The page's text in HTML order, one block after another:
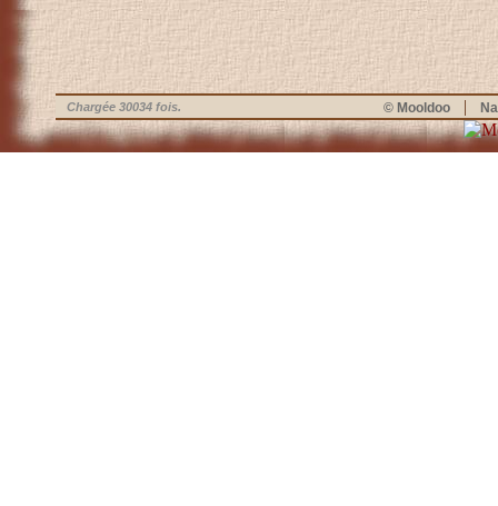
Chargée 30034 fois. © Mooldoo |